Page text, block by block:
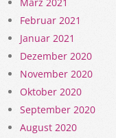
März 2021
Februar 2021
Januar 2021
Dezember 2020
November 2020
Oktober 2020
September 2020
August 2020